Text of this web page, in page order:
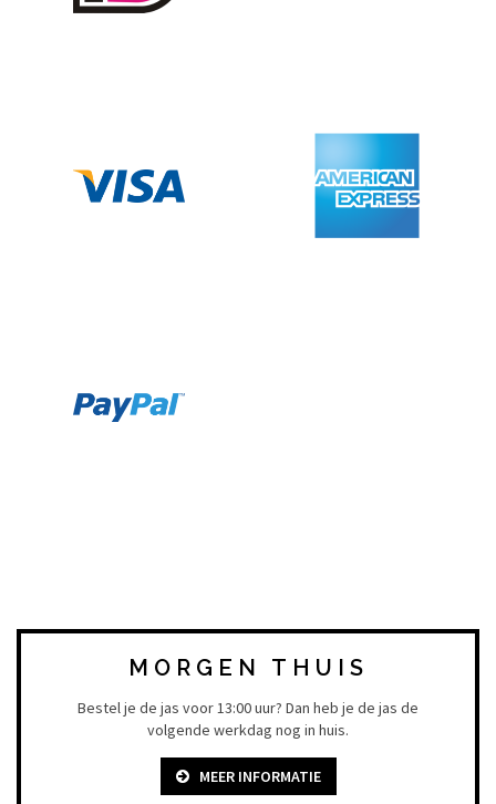
MORGEN THUIS
Bestel je de jas voor 13:00 uur? Dan heb je de jas de
volgende werkdag nog in huis.
MEER INFORMATIE